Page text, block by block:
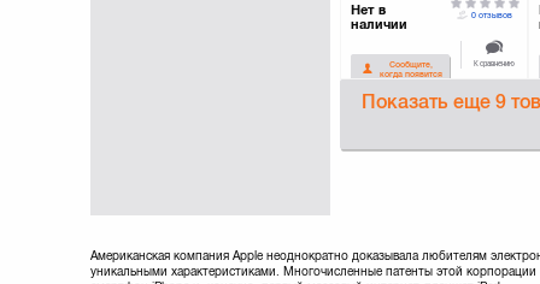
Нет в
наличии
Сообщите,
когда появится
0 отзывов
К сравнению
Показать еще9
Американская компания Apple неоднократно доказывала любителям
уникальными характеристиками. Многочисленные патенты этой